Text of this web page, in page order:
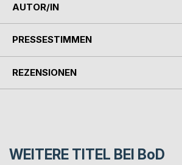
AUTOR/IN
PRESSESTIMMEN
REZENSIONEN
WEITERE TITEL BEI BoD